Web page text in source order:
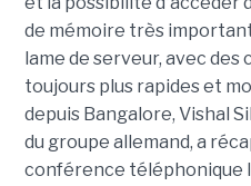
de mémoire très
lame de serveur, avec
toujours plus rapides et
depuis Bangalore, Vishal
du groupe allemand, a
conférence téléphonique